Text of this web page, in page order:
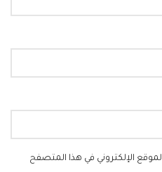
الإلكتروني في هذا المتصفح